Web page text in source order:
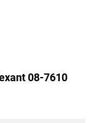
08-7610